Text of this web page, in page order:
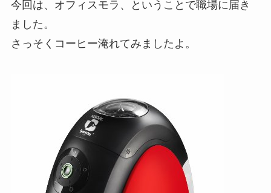
今回は、オフィスモラ、ということで職場に届き
ました。
さっそくコーヒー淹れてみましたよ。